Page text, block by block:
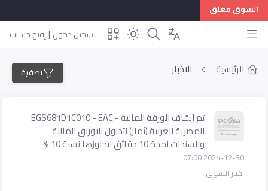
السوق مغلق
تسجيل دخول |إفتح حساب
الرئيسية الاخبار تصفية
تم ايقاف الورقة المالية - EGS681D1C010 - EAC
المصرية العربية (ثمار) لتداول الاوراق المالية
والسندات لمدة 10 دقائق لتجاوزها نسبة 10 %
2024-12-30 07:00
اخبار السوق